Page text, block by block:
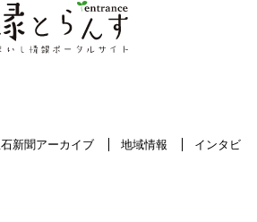
新聞アーカイブ 地域情報
インタビ